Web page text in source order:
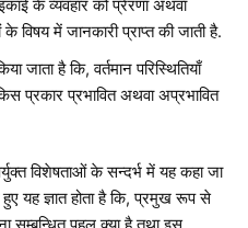
के व्यवहार को प्रेरणा अथवा
विषय में जानकारी प्राप्त की जाती है.
जाता है कि, वर्तमान परिस्थितियाँ
प्रकार प्रभावित अथवा अप्रभावित
विशेषताओं के सन्दर्भ में यह कहा जा
यह ज्ञात होता है कि, प्रमुख रूप से